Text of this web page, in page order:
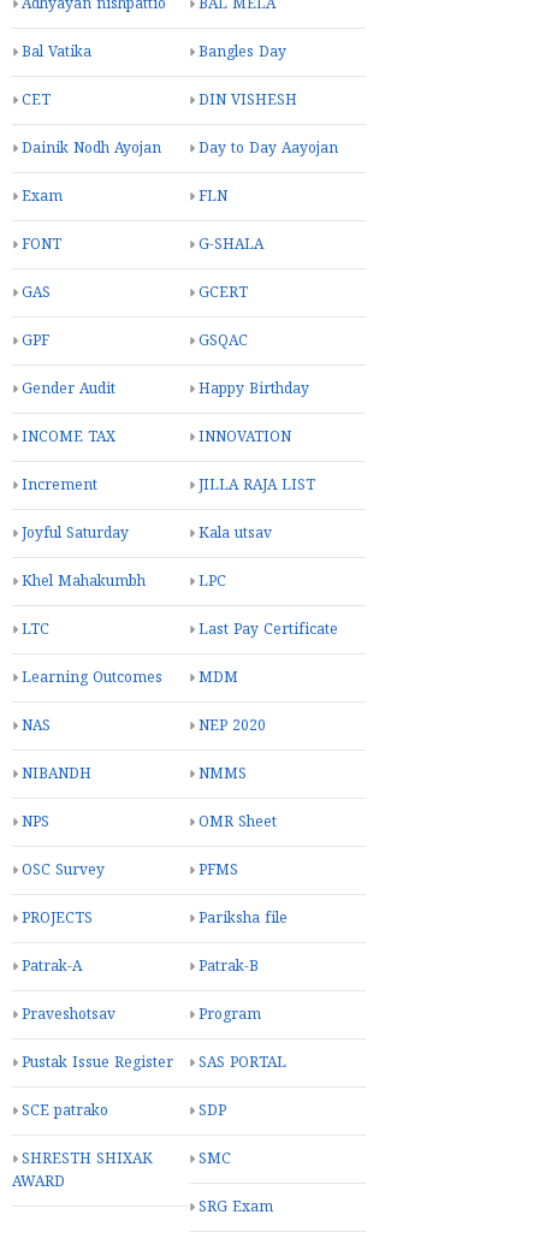
Adhyayan nishpattio BAL MELA
Bal Vatika Bangles Day
CET DIN VISHESH
Dainik Nodh Ayojan Day to Day Aayojan
Exam FLN
FONT G-SHALA
GAS GCERT
GPF GSQAC
Gender Audit Happy Birthday
INCOME TAX INNOVATION
Increment JILLA RAJA LIST
Joyful Saturday Kala utsav
Khel Mahakumbh LPC
LTC Last Pay Certificate
Learning Outcomes MDM
NAS NEP 2020
NIBANDH NMMS
NPS OMR Sheet
OSC Survey PFMS
PROJECTS Pariksha file
Patrak-A Patrak-B
Praveshotsav Program
Pustak Issue Register SAS PORTAL
SCE patrako SDP
SHRESTH SHIXAK
AWARD
SMC
SRG Exam